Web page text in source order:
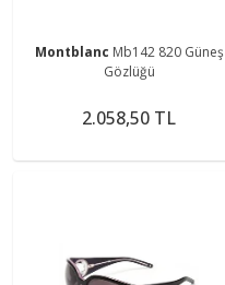
Montblanc Mb142 820 Güneş
Gözlüğü
2.058,50 TL